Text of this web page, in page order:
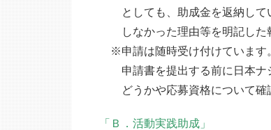
としても、助成金を返納して
しなかった理由等を明記した
※申請は随時受け付けています
申請書を提出する前に日本ナ
どうかや応募資格について確
「Ｂ．活動実践助成」